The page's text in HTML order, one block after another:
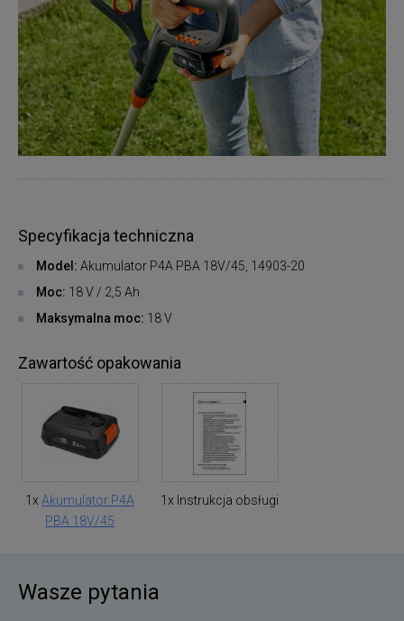
Specyfikacja techniczna
Model: Akumulator P4A PBA 18V/45, 14903-20
Moc: 18 V / 2,5 Ah
Maksymalna moc: 18 V
Zawartość opakowania
1x Akumulator P4A
PBA 18V/45
1x Instrukcja obsługi
Wasze pytania